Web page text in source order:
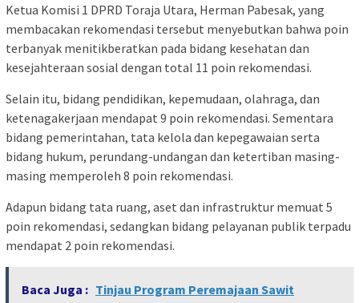
Ketua Komisi 1 DPRD Toraja Utara, Herman Pabesak, yang
membacakan rekomendasi tersebut menyebutkan bahwa poin
terbanyak menitikberatkan pada bidang kesehatan dan
kesejahteraan sosial dengan total 11 poin rekomendasi.
Selain itu, bidang pendidikan, kepemudaan, olahraga, dan
ketenagakerjaan mendapat 9 poin rekomendasi. Sementara
bidang pemerintahan, tata kelola dan kepegawaian serta
bidang hukum, perundang-undangan dan ketertiban masing-
masing memperoleh 8 poin rekomendasi.
Adapun bidang tata ruang, aset dan infrastruktur memuat 5
poin rekomendasi, sedangkan bidang pelayanan publik terpadu
mendapat 2 poin rekomendasi.
Baca Juga : Tinjau Program Peremajaan Sawit